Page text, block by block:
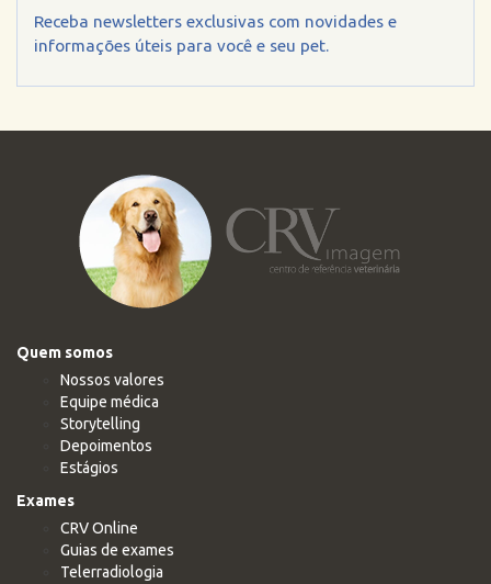
Receba newsletters exclusivas com novidades e
informações úteis para você e seu pet.
Quem somos
Nossos valores
Equipe médica
Storytelling
Depoimentos
Estágios
Exames
CRV Online
Guias de exames
Telerradiologia